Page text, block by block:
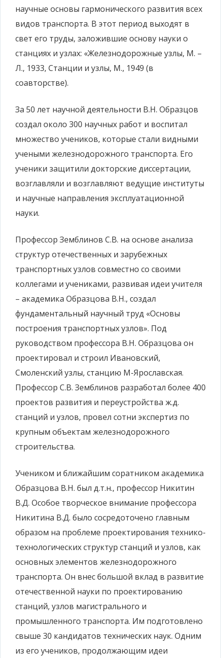
научные основы гармонического развития всех
видов транспорта. В этот период выходят в
свет его труды, заложившие основу науки о
станциях и узлах: «Железнодорожные узлы, М. –
Л., 1933, Станции и узлы, М., 1949 (в
соавторстве).
За 50 лет научной деятельности В.Н. Образцов
создал около 300 научных работ и воспитал
множество учеников, которые стали видными
учеными железнодорожного транспорта. Его
ученики защитили докторские диссертации,
возглавляли и возглавляют ведущие институты
и научные направления эксплуатационной
науки.
Профессор Земблинов С.В. на основе анализа
структур отечественных и зарубежных
транспортных узлов совместно со своими
коллегами и учениками, развивая идеи учителя
– академика Образцова В.Н., создал
фундаментальный научный труд «Основы
построения транспортных узлов». Под
руководством профессора В.Н. Образцова он
проектировал и строил Ивановский,
Смоленский узлы, станцию М-Ярославская.
Профессор С.В. Земблинов разработал более 400
проектов развития и переустройства ж.д.
станций и узлов, провел сотни экспертиз по
крупным объектам железнодорожного
строительства.
Учеником и ближайшим соратником академика
Образцова В.Н. был д.т.н., профессор Никитин
В.Д. Особое творческое внимание профессора
Никитина В.Д. было сосредоточено главным
образом на проблеме проектирования технико-
технологических структур станций и узлов, как
основных элементов железнодорожного
транспорта. Он внес большой вклад в развитие
отечественной науки по проектированию
станций, узлов магистрального и
промышленного транспорта. Им подготовлено
свыше 30 кандидатов технических наук. Одним
из его учеников, продолжающим идеи